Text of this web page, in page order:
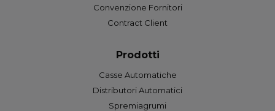
Convenzione Fornitori
Contract Client
Prodotti
Casse Automatiche
Distributori Automatici
Spremiagrumi